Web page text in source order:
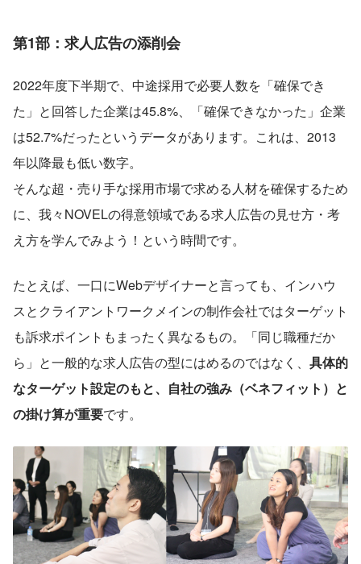
第1部：求人広告の添削会
2022年度下半期で、中途採用で必要人数を「確保でき
た」と回答した企業は45.8%、「確保できなかった」企業
は52.7%だったというデータがあります。これは、2013
年以降最も低い数字。
そんな超・売り手な採用市場で求める人材を確保するため
に、我々NOVELの得意領域である求人広告の見せ方・考
え方を学んでみよう！という時間です。
たとえば、一口にWebデザイナーと言っても、インハウ
スとクライアントワークメインの制作会社ではターゲット
も訴求ポイントもまったく異なるもの。「同じ職種だか
ら」と一般的な求人広告の型にはめるのではなく、 具体的
なターゲット設定のもと、自社の強み（ベネフィット）と
の掛け算が重要です。